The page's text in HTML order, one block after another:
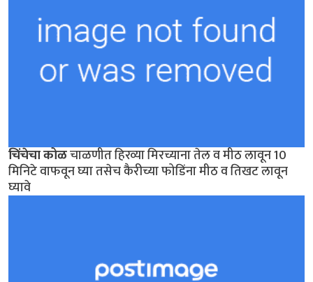
चिंचेचा कोळचाळणीत हिरव्या मिरच्याना तेल व मीठ लावून 10
मिनिटे वाफवून घ्या तसेच कैरीच्या फोडिंना मीठ व तिखट लावून
घ्यावे